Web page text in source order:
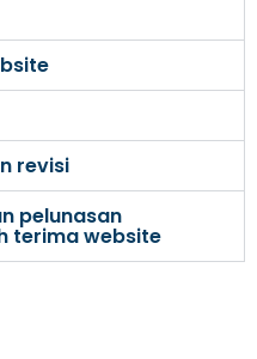
revisi
pelunasan
terima website